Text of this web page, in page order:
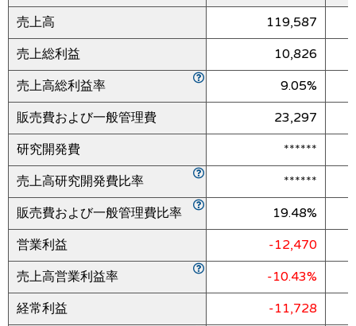
売上高
119,587
売上総利益
10,826
売上高総利益率
9.05%
販売費および一般管理費
23,297
研究開発費
******
売上高研究開発費比率
******
販売費および一般管理費比率
19.48%
営業利益
-12,470
売上高営業利益率
-10.43%
経常利益
-11,728